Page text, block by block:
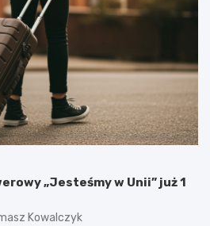
„Jesteśmy w Unii” już 1
Kowalczyk